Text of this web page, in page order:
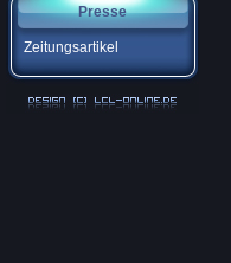
Presse
Zeitungsartikel